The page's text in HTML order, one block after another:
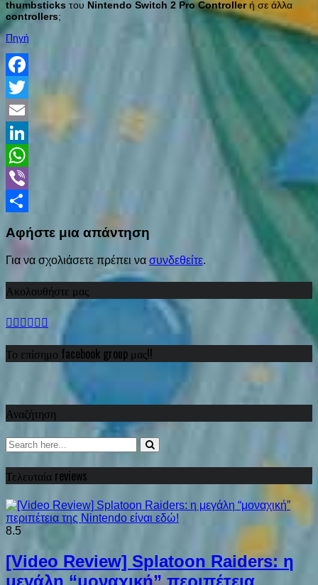
thumbsticks του Nintendo Switch 2 Pro Controllerή σε άλλα
controllers;
Πηγή
Facebook
Twitter
Email
LinkedIn
WhatsApp
Viber
Αφήστε μια απάντηση
Για να σχολιάσετε πρέπει να συνδεθείτε.
Ακολουθήστε μας
Το επίσημο facebook group μας!!
Αναζήτηση
Τελευταία reviews
8.5
[Video Review] Splatoon Raiders: η
μεγάλη “μοναχική” περιπέτεια